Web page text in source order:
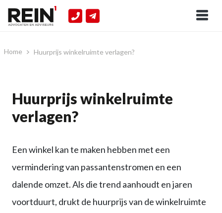
Home Huurprijs winkelruimte verlagen?
Huurprijs winkelruimte
verlagen?
Een winkel kan te maken hebben met een
vermindering van passantenstromen en een
dalende omzet. Als die trend aanhoudt en jaren
voortduurt, drukt de huurprijs van de winkelruimte